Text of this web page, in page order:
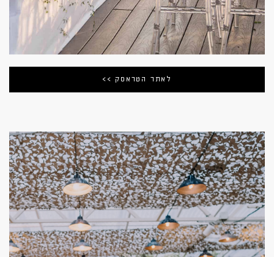
לאתר הטראסק >>